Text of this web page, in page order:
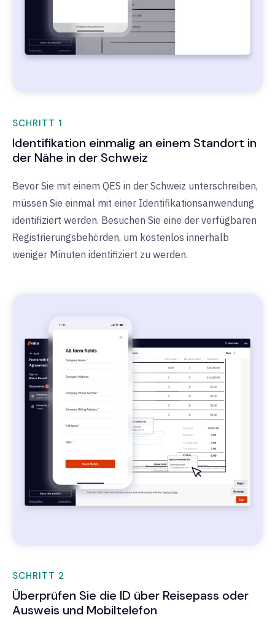
SCHRITT 1
Identifikation einmalig an einem Standort in
der Nähe in der Schweiz
Bevor Sie mit einem QES in der Schweiz unterschreiben,
müssen Sie einmal mit einer Identifikationsanwendung
identifiziert werden. Besuchen Sie eine der verfügbaren
Registrierungsbehörden, um kostenlos innerhalb
weniger Minuten identifiziert zu werden.
SCHRITT 2
Überprüfen Sie die ID über Reisepass oder
Ausweis und Mobiltelefon